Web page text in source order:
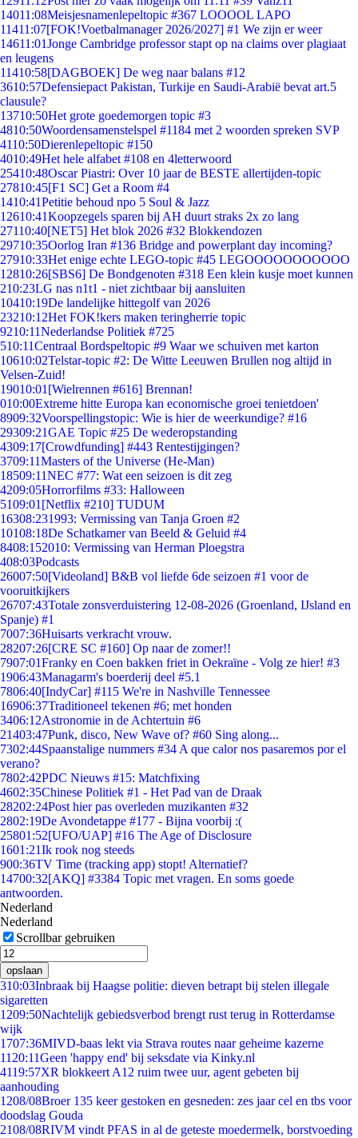
14011:08Meisjesnamenlepeltopic #367 LOOOOL LAPO
11411:07[FOK!Voetbalmanager 2026/2027] #1 We zijn er weer
14611:01Jonge Cambridge professor stapt op na claims over plagiaat
en leugens
11410:58[DAGBOEK] De weg naar balans #12
3610:57Defensiepact Pakistan, Turkije en Saudi-Arabië bevat art.5
clausule?
13710:50Het grote goedemorgen topic #3
4810:50Woordensamenstelspel #1184 met 2 woorden spreken SVP
4110:50Dierenlepeltopic #150
4010:49Het hele alfabet #108 en 4letterwoord
25410:48Oscar Piastri: Over 10 jaar de BESTE allertijden-topic
27810:45[F1 SC] Get a Room #4
1410:41Petitie behoud npo 5 Soul & Jazz
12610:41Koopzegels sparen bij AH duurt straks 2x zo lang
27110:40[NET5] Het blok 2026 #32 Blokkendozen
29710:35Oorlog Iran #136 Bridge and powerplant day incoming?
27910:33Het enige echte LEGO-topic #45 LEGOOOOOOOOOOO
12810:26[SBS6] De Bondgenoten #318 Een klein kusje moet kunnen
210:23LG nas n1t1 - niet zichtbaar bij aansluiten
10410:19De landelijke hittegolf van 2026
23210:12Het FOK!kers maken teringherrie topic
9210:11Nederlandse Politiek #725
510:11Centraal Bordspeltopic #9 Waar we schuiven met karton
10610:02Telstar-topic #2: De Witte Leeuwen Brullen nog altijd in
Velsen-Zuid!
19010:01 [Wielrennen #616] Brennan!
010:00Extreme hitte Europa kan economische groei tenietdoen'
8909:32Voorspellingstopic: Wie is hier de weerkundige? #16
29309:21GAE Topic #25 De wederopstanding
4309:17[Crowdfunding] #443 Rentestijgingen?
3709:11Masters of the Universe (He-Man)
18509:11NEC #77: Wat een seizoen is dit zeg
4209:05Horrorfilms #33: Halloween
5109:01 [Netflix #210] TUDUM
16308:231993: Vermissing van Tanja Groen #2
10108:18De Schatkamer van Beeld & Geluid #4
8408:152010: Vermissing van Herman Ploegstra
408:03Podcasts
26007:50[Videoland] B&B vol liefde 6de seizoen #1 voor de
vooruitkijkers
26707:43Totale zonsverduistering 12-08-2026 (Groenland, IJsland en
Spanje) #1
7007:36Huisarts verkracht vrouw.
28207:26[CRE SC #160] Op naar de zomer!!
7907:01Franky en Coen bakken friet in Oekraïne - Volg ze hier! #3
1906:43Managarm's boerderij deel #5.1
7806:40[IndyCar] #115 We're in Nashville Tennessee
16906:37Traditioneel tekenen #6; met honden
3406:12Astronomie in de Achtertuin #6
21403:47Punk, disco, New Wave of? #60 Sing along...
7302:44Spaanstalige nummers #34 A que calor nos pasaremos por el
verano?
7802:42PDC Nieuws #15: Matchfixing
4602:35Chinese Politiek #1 - Het Pad van de Draak
28202:24Post hier pas overleden muzikanten #32
2802:19De Avondetappe #177 - Bijna voorbij :(
25801:52[UFO/UAP] #16 The Age of Disclosure
1601:21Ik rook nog steeds
900:36TV Time (tracking app) stopt! Alternatief?
14700:32[AKQ] #3384 Topic met vragen. En soms goede
antwoorden.
Nederland
Nederland
Scrollbar gebruiken
opslaan
310:03Inbraak bij Haagse politie: dieven betrapt bij stelen illegale
sigaretten
1209:50Nachtelijk gebiedsverbod brengt rust terug in Rotterdamse
wijk
1707:36MIVD-baas lekt via Strava routes naar geheime kazerne
11 20:11Geen 'happy end' bij seksdate via Kinky.nl
4119:57XR blokkeert A12 ruim twee uur, agent gebeten bij
aanhouding
1208/08Broer 135 keer gestoken en gesneden: zes jaar cel en tbs voor
doodslag Gouda
2108/08RIVM vindt PFAS in al de geteste moedermelk, borstvoeding